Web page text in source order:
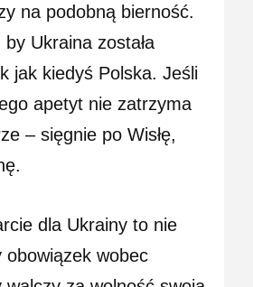
na podobną bierność.
Ukraina została
jak kiedyś Polska. Jeśli
apetyt nie zatrzyma
– sięgnie po Wisłę,
dla Ukrainy to nie
obowiązek wobec